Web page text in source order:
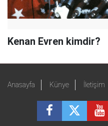
Kenan Evren kimdir?
Anasayfa Künye İletişim